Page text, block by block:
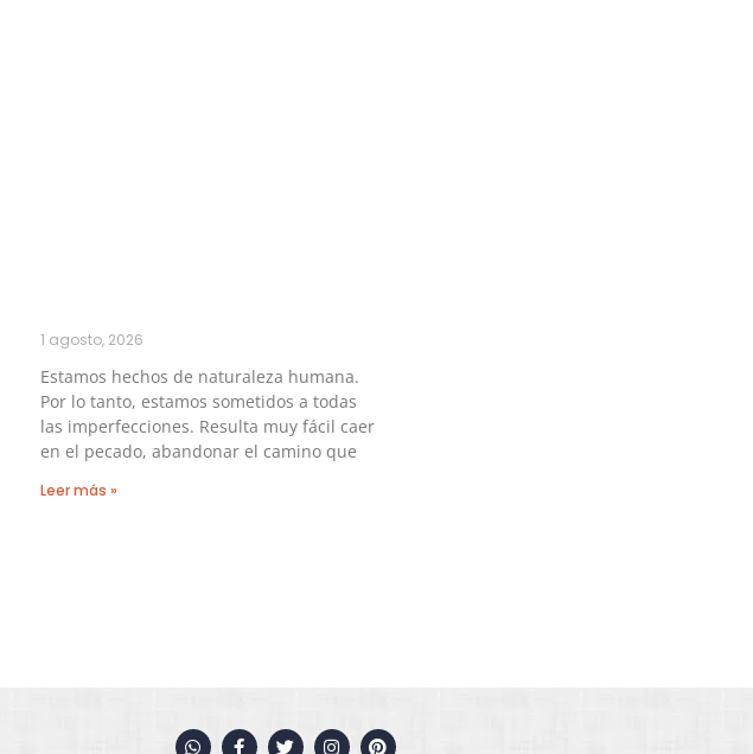
1 agosto, 2026
Estamos hechos de naturaleza humana.
Por lo tanto, estamos sometidos a todas
las imperfecciones. Resulta muy fácil caer
en el pecado, abandonar el camino que
Leer más »
W F T I P